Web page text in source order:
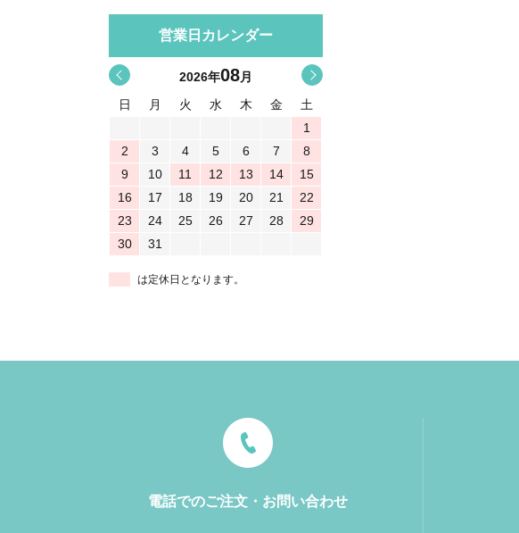
営業日カレンダー
< >
2026年08月
日
月 火 水 木 金
土
1
2
3 4 5 6 7
8
9
10 11 12 13 14
15
16
17 18 19 20 21
22
23
24 25 26 27 28
29
30
31
は定休日となります。
電話でのご注文・お問い合わせ